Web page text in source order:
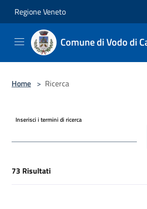
Regione Veneto
Comune di Vodo di
Home > Ricerca
Inserisci i termini di ricerca
[results] Risultati
73 Risultati